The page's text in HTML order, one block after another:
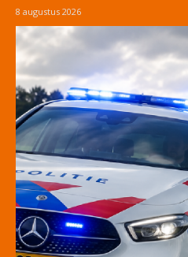
8 augustus 2026